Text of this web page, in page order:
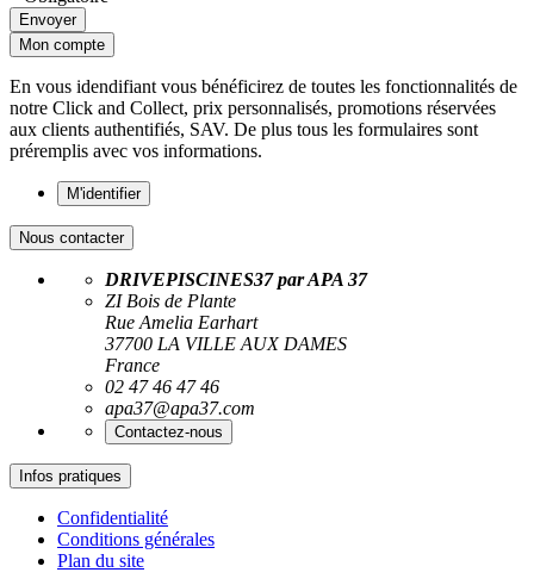
Envoyer
Mon compte
En vous idendifiant vous bénéficirez de toutes les fonctionnalités de
notre Click and Collect, prix personnalisés, promotions réservées
aux clients authentifiés, SAV. De plus tous les formulaires sont
préremplis avec vos informations.
M'identifier
Nous contacter
DRIVEPISCINES37 par APA 37
ZI Bois de Plante
Rue Amelia Earhart
37700 LA VILLE AUX DAMES
France
02 47 46 47 46
apa37@apa37.com
Contactez-nous
Infos pratiques
Confidentialité
Conditions générales
Plan du site